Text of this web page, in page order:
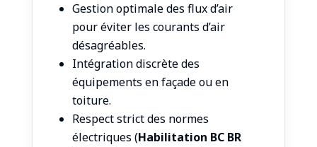
Gestion optimale des flux d’air
pour éviter les courants d’air
désagréables.
Intégration discrète des
équipements en façade ou en
toiture.
Respect strict des normes
électriques (Habilitation BC BR